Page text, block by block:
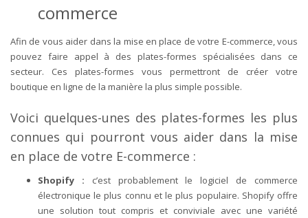
commerce
Afin de vous aider dans la mise en place de votre E-commerce, vous
pouvez faire appel à des plates-formes spécialisées dans ce
secteur. Ces plates-formes vous permettront de créer votre
boutique en ligne de la manière la plus simple possible.
Voici quelques-unes des plates-formes les plus
connues qui pourront vous aider dans la mise
en place de votre E-commerce :
Shopify : c’est probablement le logiciel de commerce
électronique le plus connu et le plus populaire. Shopify offre
une solution tout compris et conviviale avec une variété